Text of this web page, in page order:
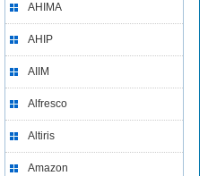
AHIMA
AHIP
AIIM
Alfresco
Altiris
Amazon